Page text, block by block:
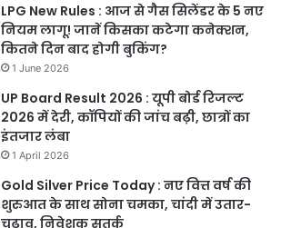
LPG New Rules : आज से गैस सिलेंडर के 5 नए
नियम लागू! जानें किसका कटेगा कनेक्शन,
कितने दिन बाद होगी बुकिंग?
1 June 2026
UP Board Result 2026 : यूपी बोर्ड रिजल्ट
2026 में देरी, कॉपियों की जांच बढ़ी, छात्रों का
इंतजार लंबा
1 April 2026
Gold Silver Price Today : नए वित्त वर्ष की
शुरुआत के साथ सोना चमका, चांदी में उतार-
चढ़ाव, निवेशक सतर्क